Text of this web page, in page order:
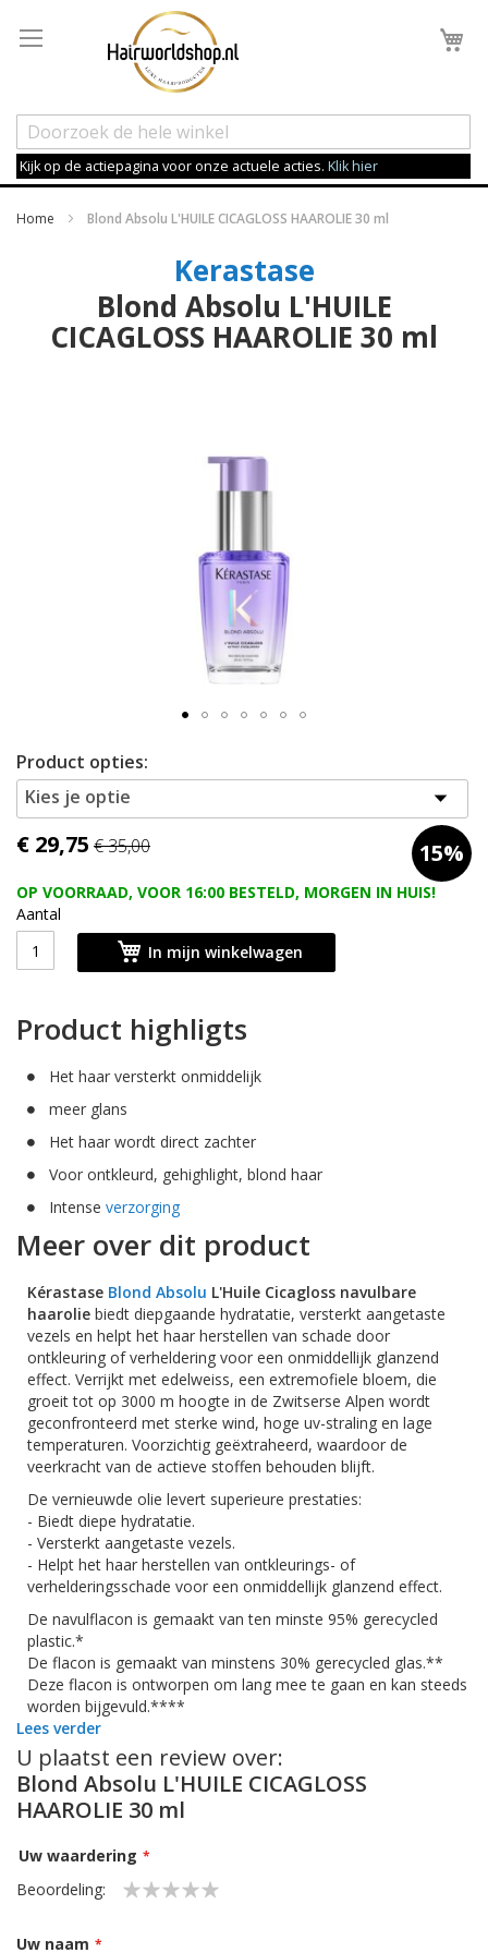
Kijk op de actiepagina voor onze actuele acties. Klik hier
Home Blond Absolu L'HUILE CICAGLOSS HAAROLIE 30 ml
Kerastase
Blond Absolu L'HUILE
CICAGLOSS HAAROLIE 30 ml
Product opties:
Kies je optie
€ 29,75 € 35,00 15%
OP VOORRAAD, VOOR 16:00 BESTELD, MORGEN IN HUIS!
Aantal
In mijn winkelwagen
Ga
naar
het
begin
van
afbeeldingen-
gallerij
Product highligts
Het haar versterkt onmiddelijk
meer glans
Het haar wordt direct zachter
Voor ontkleurd, gehighlight, blond haar
Intense verzorging
Meer over dit product
Kérastase Blond Absolu L'Huile Cicagloss navulbare
haarolie biedt diepgaande hydratatie, versterkt aangetaste
vezels en helpt het haar herstellen van schade door
ontkleuring of verheldering voor een onmiddellijk glanzend
effect. Verrijkt met edelweiss, een extremofiele bloem, die
groeit tot op 3000 m hoogte in de Zwitserse Alpen wordt
geconfronteerd met sterke wind, hoge uv-straling en lage
temperaturen. Voorzichtig geëxtraheerd, waardoor de
veerkracht van de actieve stoffen behouden blijft.
De vernieuwde olie levert superieure prestaties:
- Biedt diepe hydratatie.
- Versterkt aangetaste vezels.
- Helpt het haar herstellen van ontkleurings- of
verhelderingsschade voor een onmiddellijk glanzend effect.
De navulflacon is gemaakt van ten minste 95% gerecycled
plastic.*
De flacon is gemaakt van minstens 30% gerecycled glas.**
Deze flacon is ontworpen om lang mee te gaan en kan steeds
worden bijgevuld.****
*Behalve de dop, de pomp en het etiket.
**Behalve de dop en de pomp.
***Alleen op het navulbare formaat van 75 ml en het
navulformaat van 75 ml
- Het haar wordt onmiddelijk zacht, glad en handelbaar
- Beschermt tegen schadelijke invloeden van buitenaf
- Hydrateert en verzorgt intensief
- Hittebescherming en frizz-controle
Lees verder
U plaatst een review over:
Blond Absolu L'HUILE CICAGLOSS
HAAROLIE 30 ml
Uw waardering
Beoordeling:
Uw naam